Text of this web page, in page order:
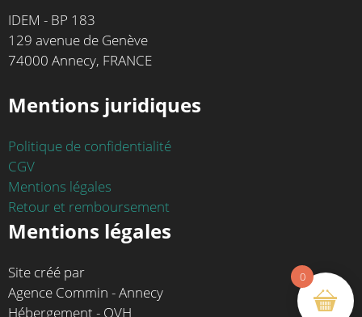
IDEM - BP 183
129 avenue de Genève
74000 Annecy, FRANCE
Mentions juridiques
Politique de confidentialité
CGV
Mentions légales
Retour et remboursement
Mentions légales
Site créé par
Agence Commin - Annecy
Hébergement - OVH
0